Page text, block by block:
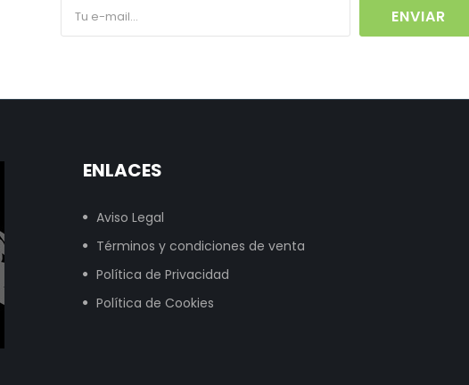
ENVIAR
ENLACES
Aviso Legal
Términos y condiciones de venta
Política de Privacidad
Política de Cookies